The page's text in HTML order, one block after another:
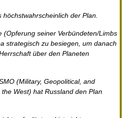
der Plan.
(Opferung seiner Verbündeten/Limbs
strategisch zu besiegen, um danach
über den Planeten
(Military, Geopolitical, and
West) hat Russland den Plan